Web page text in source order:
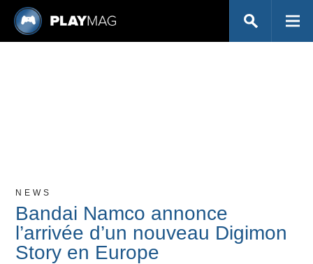
NEWS
Bandai Namco annonce
l’arrivée d’un nouveau Digimon
Story en Europe